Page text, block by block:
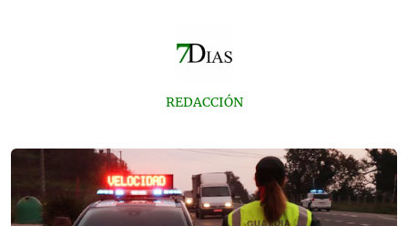
REDACCIÓN